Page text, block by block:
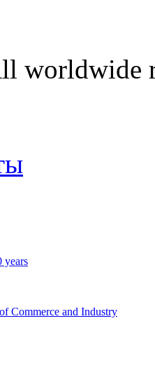
worldwide